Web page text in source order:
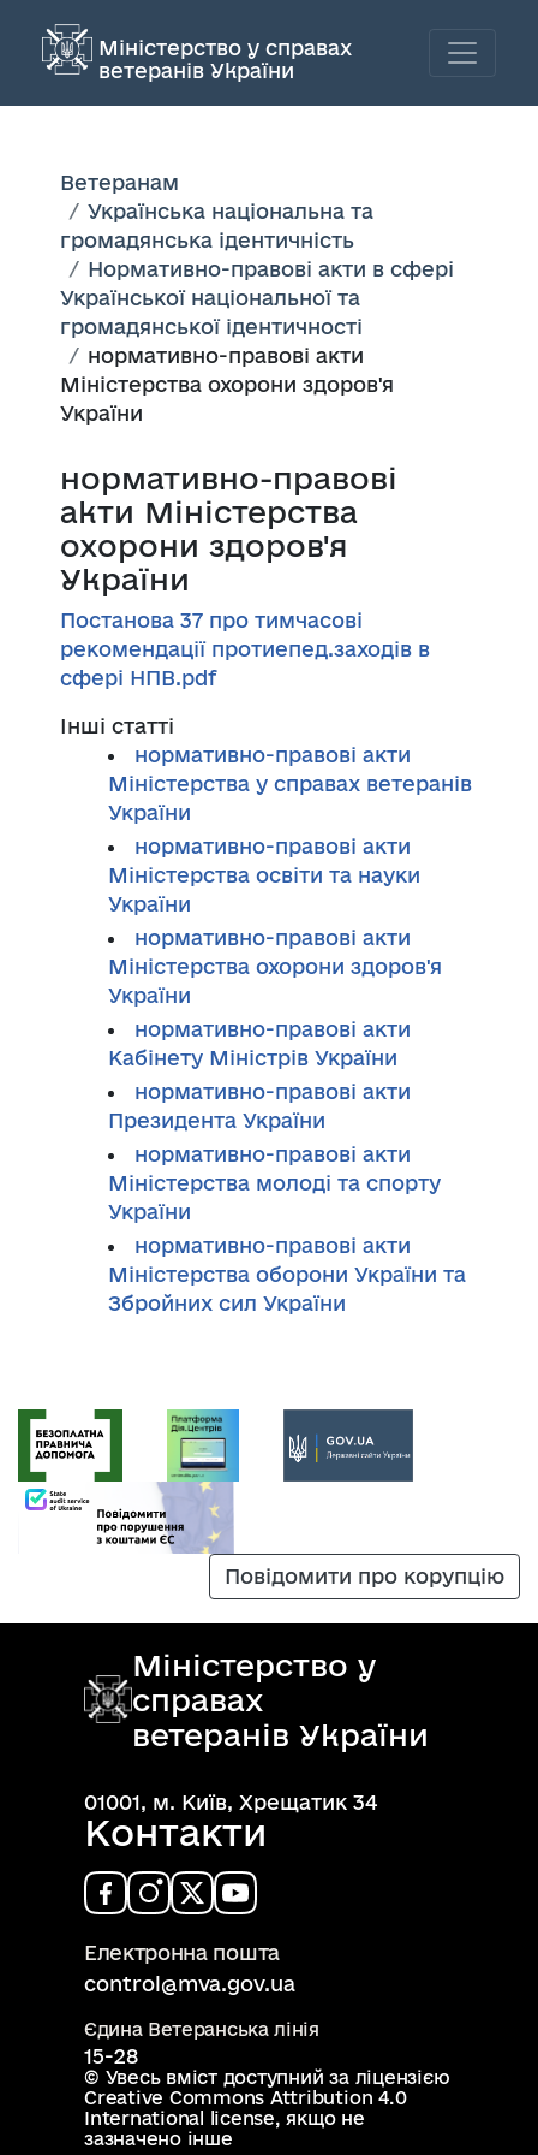
Міністерство у справах
ветеранів України
Ветеранам
Українська національна та
громадянська ідентичність
Нормативно-правові акти в сфері
Української національної та
громадянської ідентичності
нормативно-правові акти
Міністерства охорони здоров'я
України
нормативно-правові
акти Міністерства
охорони здоров'я
України
Постанова 37 про тимчасові
рекомендації протиепед.заходів в
сфері НПВ.pdf
Інші статті
нормативно-правові акти
Міністерства у справах ветеранів
України
нормативно-правові акти
Міністерства освіти та науки
України
нормативно-правові акти
Міністерства охорони здоров'я
України
нормативно-правові акти
Кабінету Міністрів України
нормативно-правові акти
Президента України
нормативно-правові акти
Міністерства молоді та спорту
України
нормативно-правові акти
Міністерства оборони України та
Збройних сил України
Повідомити про корупцію
Міністерство у
справах
ветеранів України
01001, м. Київ, Хрещатик 34
Контакти
Електронна пошта
control@mva.gov.ua
Єдина Ветеранська лінія
15-28
© Увесь вміст доступний за ліцензією
Creative Commons Attribution 4.0
International license, якщо не
зазначено інше